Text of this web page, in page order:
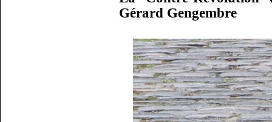
Gérard Gengembre